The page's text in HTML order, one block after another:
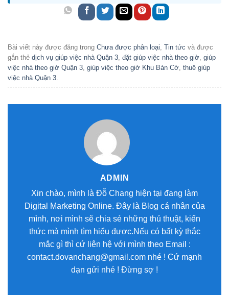
Bài viết này được đăng trong Chưa được phân loại, Tin tức và được
gắn thẻ dịch vụ giúp việc nhà Quận 3, đặt giúp việc nhà theo giờ, giúp
việc nhà theo giờ Quận 3, giúp việc theo giờ Khu Bàn Cờ, thuê giúp
việc nhà Quận 3.
ADMIN
Xin chào, mình là Đỗ Chang hiện tại đang làm
Digital Marketing Online. Đây là Blog cá nhân của
mình, nơi mình sẽ chia sẻ những thủ thuật, kiến
thức mà mình tìm hiểu được.Nếu có bất kỳ thắc
mắc gì thì cứ liên hệ với mình theo Email :
contact.dovanchang@gmail.com nhé ! Cứ mạnh
dạn gửi nhé ! Đừng sợ !